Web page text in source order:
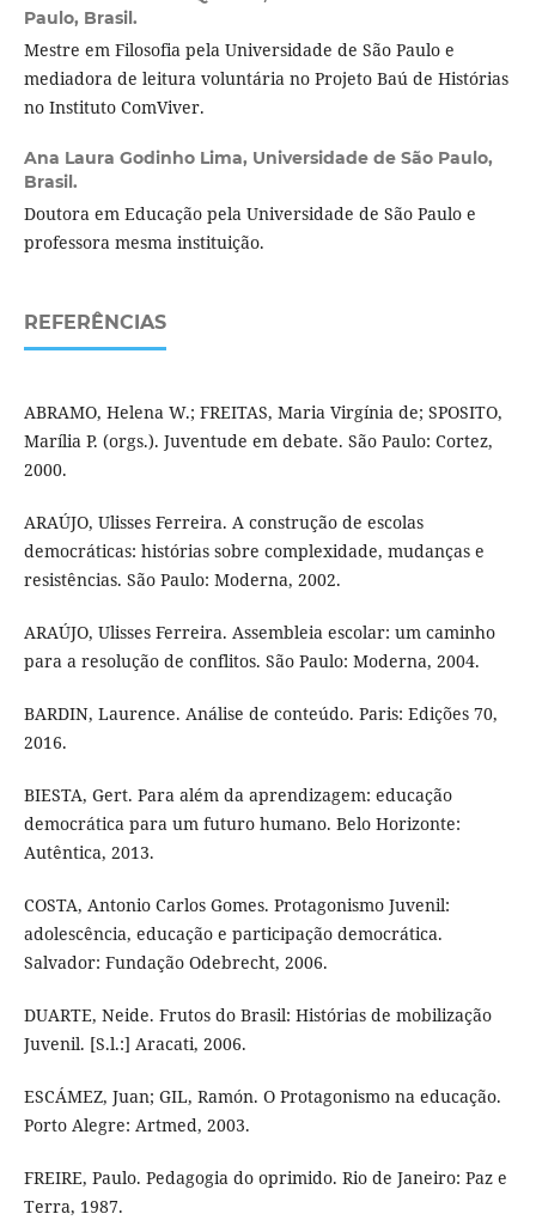
Paulo, Brasil.
Mestre em Filosofia pela Universidade de São Paulo e
mediadora de leitura voluntária no Projeto Baú de Histórias
no Instituto ComViver.
Ana Laura Godinho Lima, Universidade de São Paulo,
Brasil.
Doutora em Educação pela Universidade de São Paulo e
professora mesma instituição.
REFERÊNCIAS
ABRAMO, Helena W.; FREITAS, Maria Virgínia de; SPOSITO,
Marília P. (orgs.). Juventude em debate. São Paulo: Cortez,
2000.
ARAÚJO, Ulisses Ferreira. A construção de escolas
democráticas: histórias sobre complexidade, mudanças e
resistências. São Paulo: Moderna, 2002.
ARAÚJO, Ulisses Ferreira. Assembleia escolar: um caminho
para a resolução de conflitos. São Paulo: Moderna, 2004.
BARDIN, Laurence. Análise de conteúdo. Paris: Edições 70,
2016.
BIESTA, Gert. Para além da aprendizagem: educação
democrática para um futuro humano. Belo Horizonte:
Autêntica, 2013.
COSTA, Antonio Carlos Gomes. Protagonismo Juvenil:
adolescência, educação e participação democrática.
Salvador: Fundação Odebrecht, 2006.
DUARTE, Neide. Frutos do Brasil: Histórias de mobilização
Juvenil. [S.l.:] Aracati, 2006.
ESCÁMEZ, Juan; GIL, Ramón. O Protagonismo na educação.
Porto Alegre: Artmed, 2003.
FREIRE, Paulo. Pedagogia do oprimido. Rio de Janeiro: Paz e
Terra, 1987.